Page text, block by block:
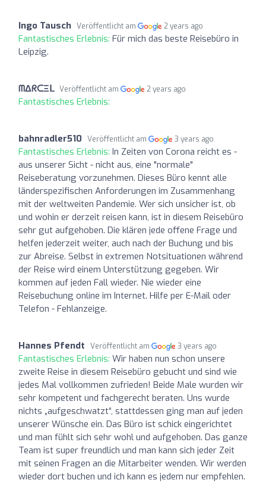
Ingo Tausch Veröffentlicht am 2 years ago
Fantastisches Erlebnis: Für mich das beste Reisebüro in
Leipzig.
ᗰΔᖇᑕΞᒪ Veröffentlicht am 2 years ago
Fantastisches Erlebnis:
bahnradler510 Veröffentlicht am 3 years ago
Fantastisches Erlebnis: In Zeiten von Corona reicht es -
aus unserer Sicht - nicht aus, eine "normale"
Reiseberatung vorzunehmen. Dieses Büro kennt alle
länderspezifischen Anforderungen im Zusammenhang
mit der weltweiten Pandemie. Wer sich unsicher ist, ob
und wohin er derzeit reisen kann, ist in diesem Reisebüro
sehr gut aufgehoben. Die klären jede offene Frage und
helfen jederzeit weiter, auch nach der Buchung und bis
zur Abreise. Selbst in extremen Notsituationen während
der Reise wird einem Unterstützung gegeben. Wir
kommen auf jeden Fall wieder. Nie wieder eine
Reisebuchung online im Internet. Hilfe per E-Mail oder
Telefon - Fehlanzeige.
Hannes Pfendt Veröffentlicht am 3 years ago
Fantastisches Erlebnis: Wir haben nun schon unsere
zweite Reise in diesem Reisebüro gebucht und sind wie
jedes Mal vollkommen zufrieden! Beide Male wurden wir
sehr kompetent und fachgerecht beraten. Uns wurde
nichts „aufgeschwatzt“, stattdessen ging man auf jeden
unserer Wünsche ein. Das Büro ist schick eingerichtet
und man fühlt sich sehr wohl und aufgehoben. Das ganze
Team ist super freundlich und man kann sich jeder Zeit
mit seinen Fragen an die Mitarbeiter wenden. Wir werden
wieder dort buchen und ich kann es jedem nur empfehlen.